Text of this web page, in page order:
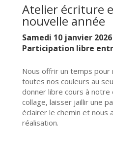
Atelier écriture
nouvelle année
Samedi 10 janvier
Participation libre
Nous offrir un temps pour
toutes nos couleurs au
donner libre cours à notre
collage, laisser jaillir une
éclairer le chemin et nous
réalisation.